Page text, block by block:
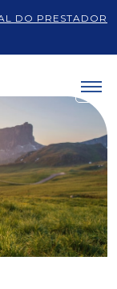
DO PRESTADOR